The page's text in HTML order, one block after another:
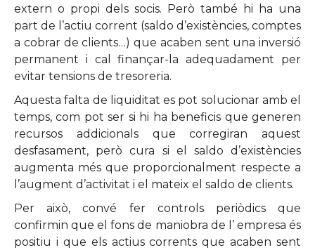
extern o propi dels socis. Però també hi ha una
part de l’actiu corrent (saldo d’existències, comptes
a cobrar de clients…) que acaben sent una inversió
permanent i cal finançar-la adequadament per
evitar tensions de tresoreria.
Aquesta falta de liquiditat es pot solucionar amb el
temps, com pot ser si hi ha beneficis que generen
recursos addicionals que corregiran aquest
desfasament, però cura si el saldo d’existències
augmenta més que proporcionalment respecte a
l’augment d’activitat i el mateix el saldo de clients.
Per això, convé fer controls periòdics que
confirmin que el fons de maniobra de l’ empresa és
positiu i que els actius corrents que acaben sent